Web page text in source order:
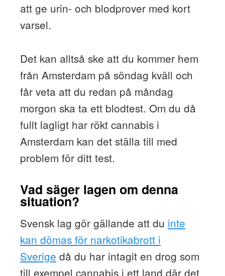
att ge urin- och blodprover med kort
varsel.
Det kan alltså ske att du kommer hem
från Amsterdam på söndag kväll och
får veta att du redan på måndag
morgon ska ta ett blodtest. Om du då
fullt lagligt har rökt cannabis i
Amsterdam kan det ställa till med
problem för ditt test.
Vad säger lagen om denna
situation?
Svensk lag gör gällande att du inte
kan dömas för narkotikabrott i
Sverige då du har intagit en drog som
till exempel cannabis i ett land där det